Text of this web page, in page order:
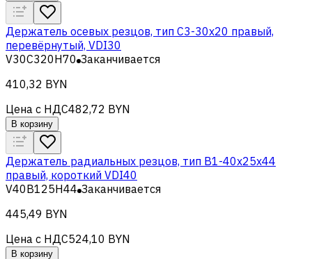
Держатель осевых резцов, тип С3-30x20 правый,
перевёрнутый, VDI30
V30C320H70 Заканчивается
410,32 BYN
Цена с НДС482,72 BYN
В корзину
Держатель радиальных резцов, тип В1-40х25х44
правый, короткий VDI40
V40B125H44 Заканчивается
445,49 BYN
Цена с НДС524,10 BYN
В корзину